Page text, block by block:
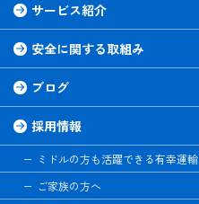
サービス紹介
安全に関する取組み
ブログ
採用情報
ミドルの方も活躍できる有幸運輸
ご家族の方へ